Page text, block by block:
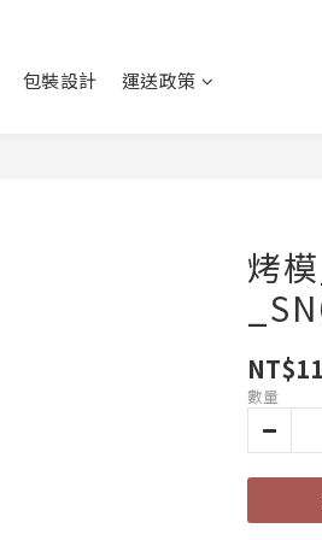
包裝設計 運送政策
烤
數量